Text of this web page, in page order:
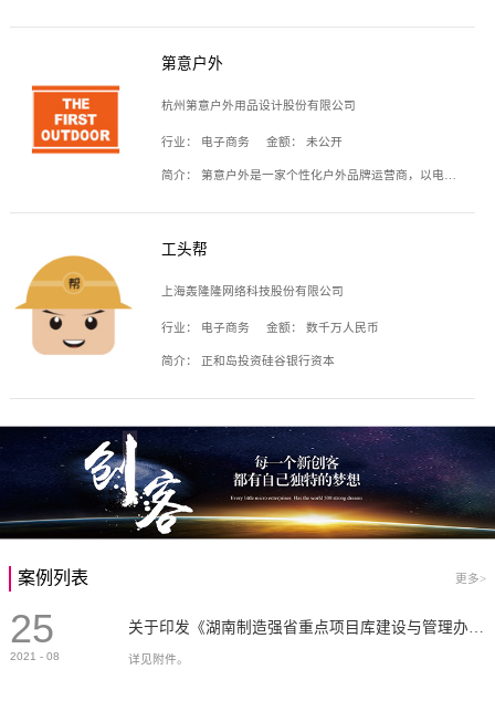
第意户外
杭州第意户外用品设计股份有限公司
行业： 电子商务 金额： 未公开
简介： 第意户外是一家个性化户外品牌运营商，以电子商务为主要载体，主要从事户外产品的设计、生产、销售业务，产品包含冲锋衣、户外鞋、户外背包等。
工头帮
上海轰隆隆网络科技股份有限公司
行业： 电子商务 金额： 数千万人民币
简介： 正和岛投资硅谷银行资本
案例列表 更多>
25
2021 - 08 详见附件。